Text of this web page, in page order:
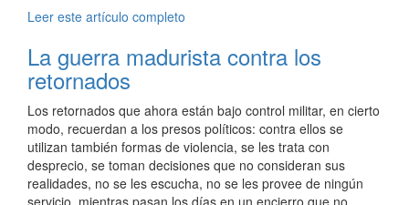
Leer este artículo completo
La guerra madurista contra los
retornados
Los retornados que ahora están bajo control militar, en cierto
modo, recuerdan a los presos políticos: contra ellos se
utilizan también formas de violencia, se les trata con
desprecio, se toman decisiones que no consideran sus
realidades, no se les escucha, no se les provee de ningún